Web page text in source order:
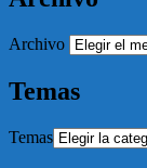
Archivo
Temas
Temas